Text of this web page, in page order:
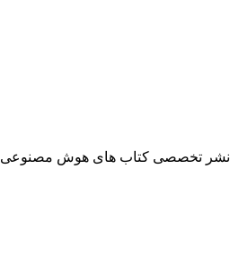
و نشر تخصصی کتاب های هوش مصنوعی